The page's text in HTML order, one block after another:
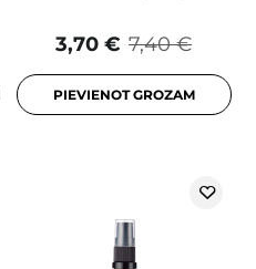
7,40 €
3,70 €
PIEVIENOT GROZAM